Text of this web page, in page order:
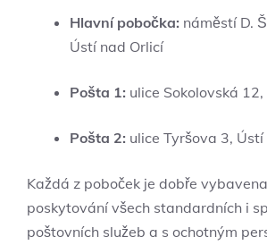
Hlavní pobočka: náměstí D.
Ústí nad Orlicí
Pošta 1: ulice Sokolovská
Pošta 2: ulice Tyršova 3,
Každá z poboček je dobře
poskytování všech standardních i
poštovních služeb a s ochotným